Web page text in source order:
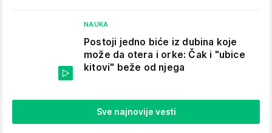
NAUKA
Postoji jedno biće iz dubina koje
može da otera i orke: Čak i "ubice
kitovi" beže od njega
Sve najnovije vesti